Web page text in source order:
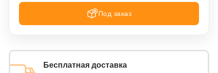
Под заказ
Бесплатная доставка